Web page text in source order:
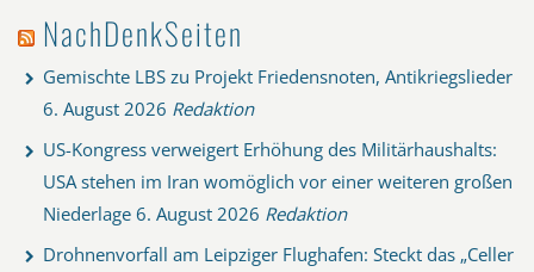
NachDenkSeiten
Gemischte LBS zu Projekt Friedensnoten, Antikriegslieder
6. August 2026 Redaktion
US-Kongress verweigert Erhöhung des Militärhaushalts:
USA stehen im Iran womöglich vor einer weiteren großen
Niederlage 6. August 2026 Redaktion
Drohnenvorfall am Leipziger Flughafen: Steckt das „Celler